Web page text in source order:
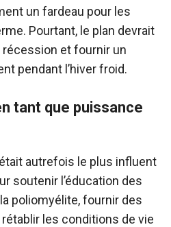
un fardeau pour les
Pourtant, le plan devrait
récession et fournir un
pendant l’hiver froid.
tant que puissance
autrefois le plus influent
soutenir l’éducation des
poliomyélite, fournir des
les conditions de vie